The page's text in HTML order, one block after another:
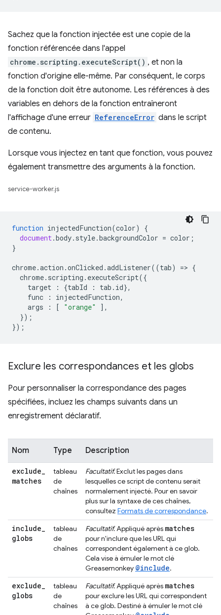
Sachez que la fonction injectée est une copie de la
fonction référencée dans l'appel
chrome.scripting.executeScript() , et non la
fonction d'origine elle-même. Par conséquent, le corps
de la fonction doit être autonome. Les références à des
variables en dehors de la fonction entraîneront
l'affichage d'une erreur ReferenceError dans le script
de contenu.
Lorsque vous injectez en tant que fonction, vous pouvez
également transmettre des arguments à la fonction.
service-worker.js
function injectedFunction(color)
{
document.body. style.backgroundColor = color ;
}
chrome.action .onClicked .addListener((tab) => {
chrome. scripting . executeScript({
target
: {tabId : tab . id},
func
: injectedFunction,
args
: [ "orange"
],
});
});
Exclure les correspondances et les globs
Pour personnaliser la correspondance des pages
spécifiées, incluez les champs suivants dans un
enregistrement déclaratif.
Nom Type Description
exclude_
matches
tableau
de
chaînes
Facultatif.Exclut les pages dans
lesquelles ce script de contenu serait
normalement injecté. Pour en savoir
plus sur la syntaxe de ces chaînes,
consultez Formats de correspondance.
include_
globs
tableau
de
chaînes
Facultatif.Appliqué après matches
pour n'inclure que les URL qui
correspondent également à ce glob.
Cela vise à émuler le mot clé
Greasemonkey @include.
exclude_
globs
tableau
de
chaînes
Facultatif.Appliqué après matches
pour exclure les URL qui correspondent
à ce glob. Destiné à émuler le mot clé